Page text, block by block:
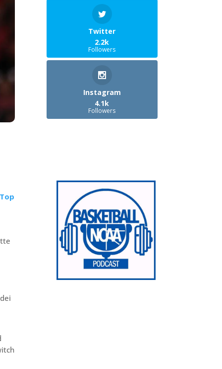
Twitter
2.2k
Followers
Instagram
4.1k
Followers